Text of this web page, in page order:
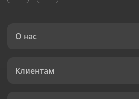
О нас
Клиентам